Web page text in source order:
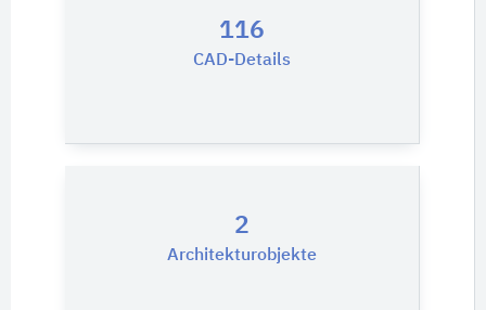
116
CAD-Details
2
Architekturobjekte